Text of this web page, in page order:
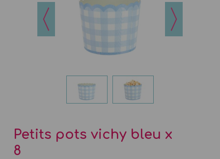
Petits pots vichy bleu x
8